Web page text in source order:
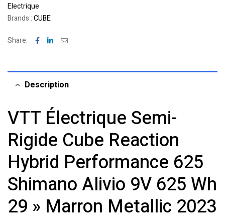
Electrique
Brands :CUBE
Share: Facebook
LinkedinEmail
Description
VTT Électrique Semi-
Rigide Cube Reaction
Hybrid Performance 625
Shimano Alivio 9V 625 Wh
29 » Marron Metallic 2023